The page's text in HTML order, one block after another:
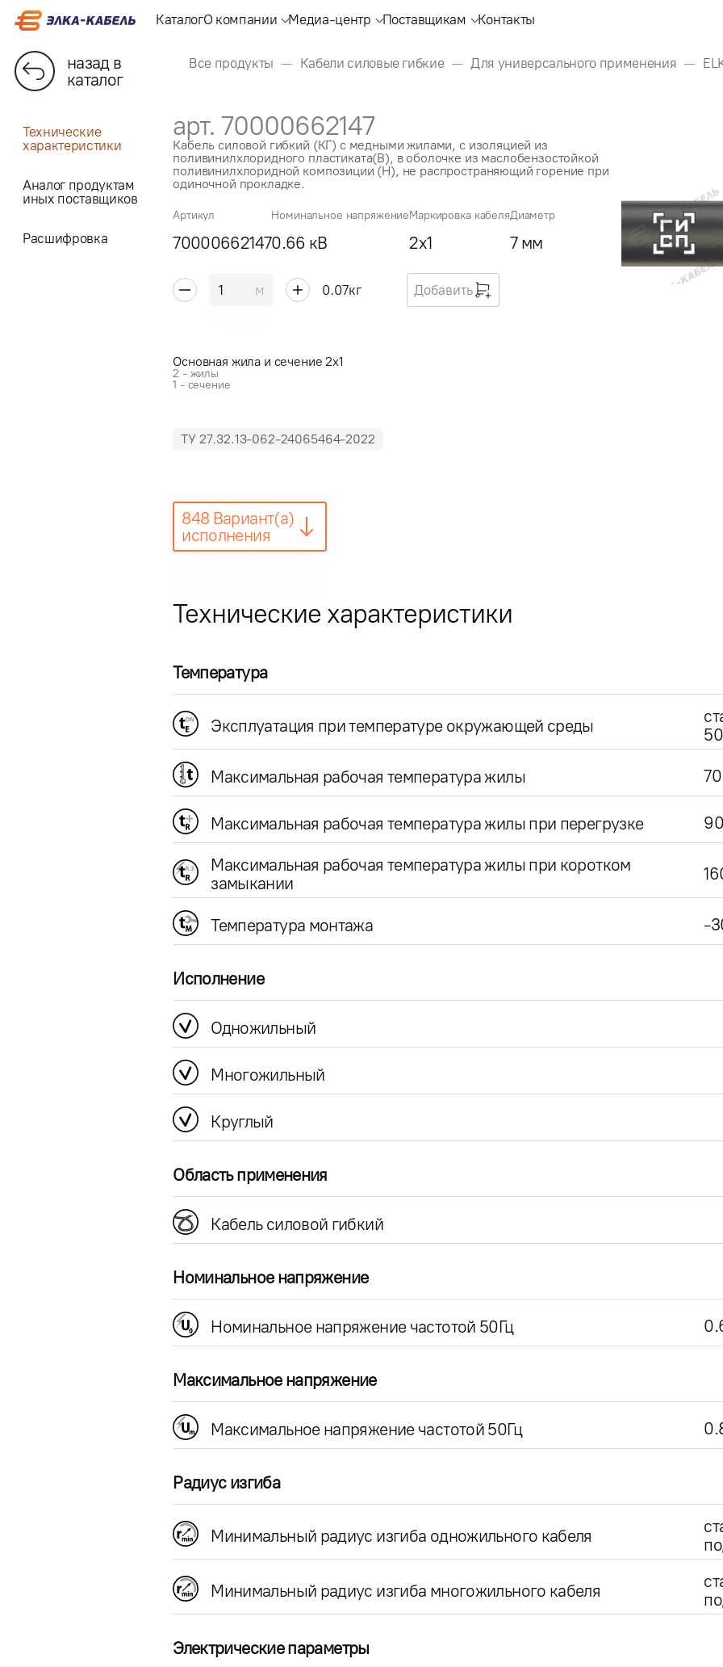
КаталогО компании Медиа-центр Поставщикам Контакты
назад в
каталог
Все продукты Кабели силовые гибкие Для универсального применения
Технические
характеристики
Аналог продуктам
иных поставщиков
Расшифровка
арт. 70000662147
Кабель силовой гибкий (КГ) с медными жилами, с изоляцией из
поливинилхлоридного пластиката(В), в оболочке из маслобензостойкой
поливинилхлоридной композиции (Н), не распространяющий горение при
одиночной прокладке.
Артикул
70000662147
Номинальное напряжение
0.66 кВ
Маркировка кабеля
2x1
Диаметр
7 мм
м 0.07кг Добавить
Основная жила и сечение 2x1
2 - жилы
1 - сечение
ТУ 27.32.13-062-24065464-2022
848 Вариант(а)
исполнения
Технические характеристики
Температура
Эксплуатация при температуре окружающей среды
Максимальная рабочая температура жилы 70
Максимальная рабочая температура жилы при перегрузке 90
Максимальная рабочая температура жилы при коротком
замыкании
Температура монтажа -
Исполнение
Одножильный
Многожильный
Круглый
Область применения
Кабель силовой гибкий
Номинальное напряжение
Номинальное напряжение частотой 50Гц
Максимальное напряжение
Максимальное напряжение частотой 50Гц
Радиус изгиба
Минимальный радиус изгиба одножильного кабеля
Минимальный радиус изгиба многожильного кабеля
Электрические параметры